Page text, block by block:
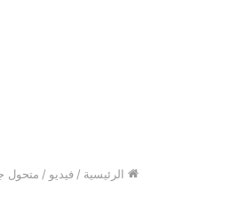
الرئيسية / فيديو / متحول